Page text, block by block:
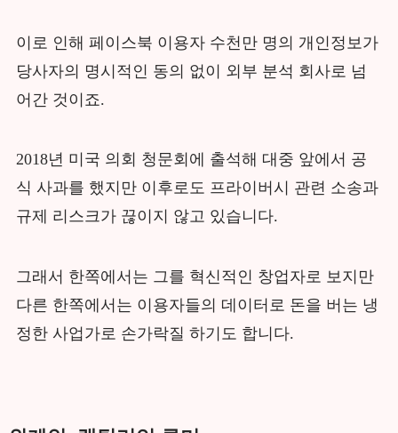
이로 인해 페이스북 이용자 수천만 명의 개인정보가
당사자의 명시적인 동의 없이 외부 분석 회사로 넘
어간 것이죠.
2018년 미국 의회 청문회에 출석해 대중 앞에서 공
식 사과를 했지만 이후로도 프라이버시 관련 소송과
규제 리스크가 끊이지 않고 있습니다.
그래서 한쪽에서는 그를 혁신적인 창업자로 보지만
다른 한쪽에서는 이용자들의 데이터로 돈을 버는 냉
정한 사업가로 손가락질 하기도 합니다.